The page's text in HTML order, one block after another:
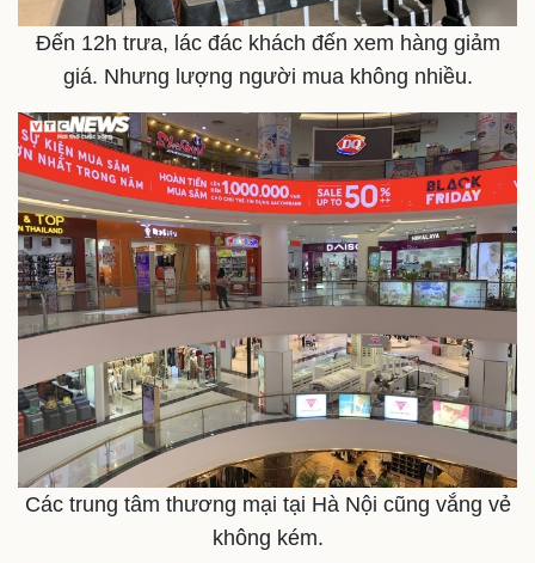
Tư vấn luật
Phân tích
Đến 12h trưa, lác đác khách đến xem hàng giảm
giá. Nhưng lượng người mua không nhiều.
Các trung tâm thương mại tại Hà Nội cũng vắng vẻ
không kém.